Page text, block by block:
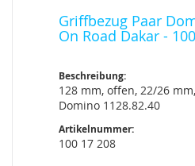
Griffbezug Paar
On Road Dakar -
Beschreibung:
128 mm, offen, 22/26
Domino 1128.82.40
Artikelnummer:
100 17 208